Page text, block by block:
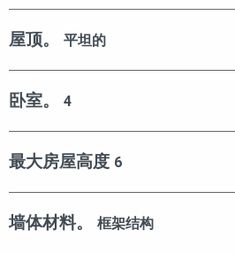
屋顶。 平坦的
卧室。 4
最大房屋高度 6
墙体材料。 框架结构